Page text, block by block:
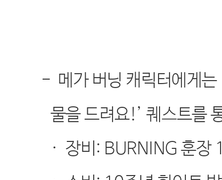
- 메가 버닝 캐릭터에게는
물을 드려요!’퀘스트를
· 장비 : BURNING훈장